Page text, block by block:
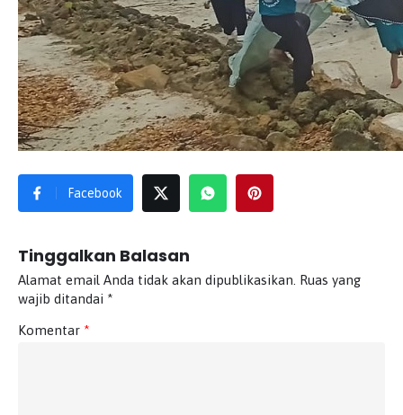
Facebook
Tinggalkan Balasan
Alamat email Anda tidak akan dipublikasikan. Ruas yang
wajib ditandai *
Komentar *